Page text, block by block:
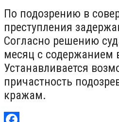
По подозрению в
преступления
Согласно решению
месяц с содержанием
Устанавливается
причастность
кражам.